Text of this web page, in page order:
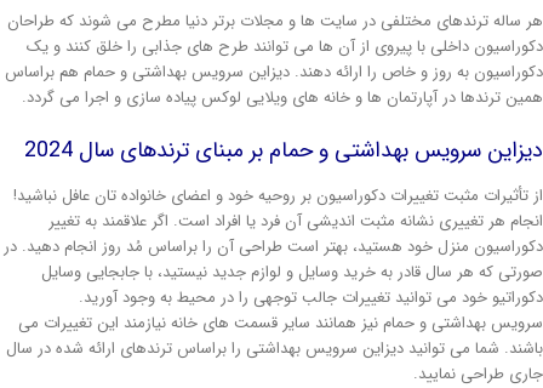
ساله ترندهای مختلفی در سایت ها و مجلات برتر دنیا مطرح می شوند که طراحان
داخلی با پیروی از آن ها می توانند طرح های جذابی را خلق کنند و یک
به روز و خاص را ارائه دهند. دیزاین سرویس بهداشتی و حمام هم براساس
ترندها در آپارتمان ها و خانه های ویلایی لوکس پیاده سازی و اجرا می گردد.
سرویس بهداشتی و حمام بر مبنای ترندهای سال 2024
تأثیرات مثبت تغییرات دکوراسیون بر روحیه خود و اعضای خانواده تان عافل نباشید!
هر تغییری نشانه مثبت اندیشی آن فرد یا افراد است. اگر علاقمند به تغییر
منزل خود هستید، بهتر است طراحی آن را براساس مُد روز انجام دهید. در
که هر سال قادر به خرید وسایل و لوازم جدید نیستید، با جابجایی وسایل
خود می توانید تغییرات جالب توجهی را در محیط به وجود آورید.
بهداشتی و حمام نیز همانند سایر قسمت های خانه نیازمند این تغییرات می
شما می توانید دیزاین سرویس بهداشتی را براساس ترندهای ارائه شده در سال
طراحی نمایید.